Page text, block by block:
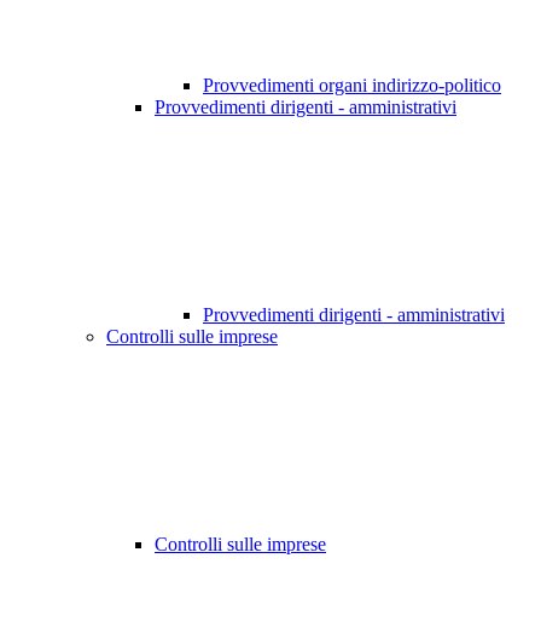
Provvedimenti organi indirizzo-politico
Provvedimenti dirigenti - amministrativi
Provvedimenti dirigenti - amministrativi
Controlli sulle imprese
Controlli sulle imprese